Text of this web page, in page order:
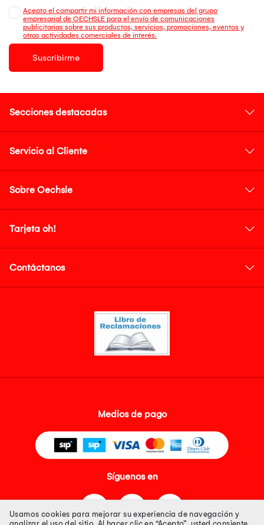
Acepto el compartir mi información con empresas del grupo
empresarial de OECHSLE para el envío de comunicaciones
publicitarias sobre sus productos, servicios, promociones, eventos y
otras actividades comerciales de interés.
Suscribirme
Secciones destacadas
Servicio al Cliente
Sobre Oechsle
Tarjeta oh!
Contáctanos
Medios de pago
Síguenos en
Usamos cookies para mejorar su experiencia de navegación y